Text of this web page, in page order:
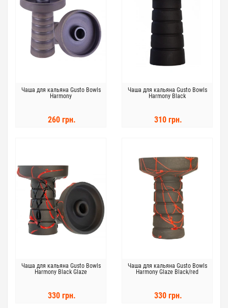
Чаша для кальяна Gusto Bowls
Harmony
260 грн.
Чаша для кальяна Gusto Bowls
Harmony Black
310 грн.
Чаша для кальяна Gusto Bowls
Harmony Black Glaze
330 грн.
Чаша для кальяна Gusto Bowls
Harmony Glaze Black/red
330 грн.